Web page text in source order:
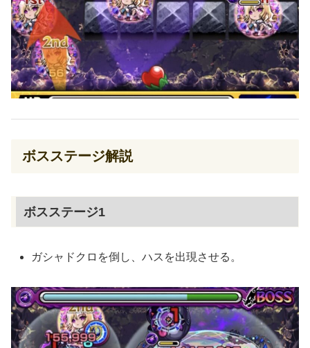
ボスステージ解説
ボスステージ1
ガシャドクロを倒し、ハスを出現させる。